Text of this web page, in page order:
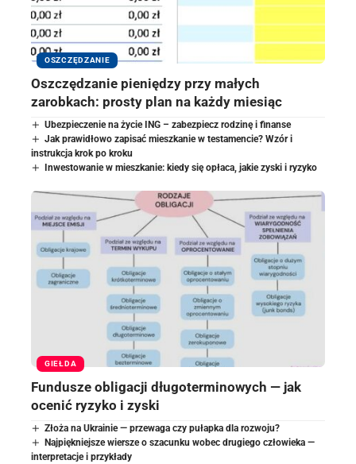
OSZCZĘDZANIE
Oszczędzanie pieniędzy przy małych
zarobkach: prosty plan na każdy miesiąc
Ubezpieczenie na życie ING – zabezpiecz rodzinę i finanse
Jak prawidłowo zapisać mieszkanie w testamencie? Wzór i
instrukcja krok po kroku
Inwestowanie w mieszkanie: kiedy się opłaca, jakie zyski i ryzyko
GIEŁDA
Fundusze obligacji długoterminowych — jak
ocenić ryzyko i zyski
Złoża na Ukrainie — przewaga czy pułapka dla rozwoju?
Najpiękniejsze wiersze o szacunku wobec drugiego człowieka —
interpretacje i przykłady